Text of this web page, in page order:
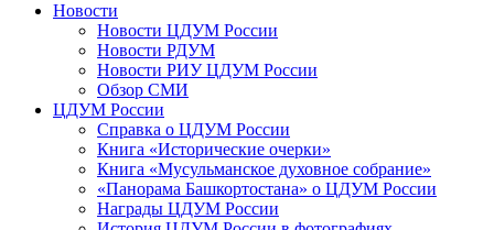
Новости
Новости ЦДУМ России
Новости РДУМ
Новости РИУ ЦДУМ России
Обзор СМИ
ЦДУМ России
Справка о ЦДУМ России
Книга «Исторические очерки»
Книга «Мусульманское духовное собрание»
«Панорама Башкортостана» о ЦДУМ России
Награды ЦДУМ России